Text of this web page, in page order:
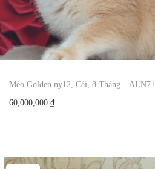
Mèo Golden ny12, Cái, 8 Tháng – ALN71
60,000,000 ₫